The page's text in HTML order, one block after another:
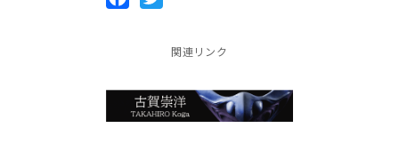
関連リンク